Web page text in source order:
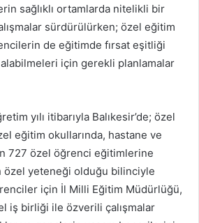
göndermek
sağlıklı ortamlarda nitelikli bir
sürdürülürken; özel eğitim
de eğitimde fırsat eşitliği
için gerekli planlamalar
yılı itibarıyla Balıkesir’de; özel
eğitim okullarında, hastane ve
727 özel öğrenci eğitimlerine
özel yeteneği olduğu bilinciyle
için İl Milli Eğitim Müdürlüğü,
iş birliği ile özverili çalışmalar